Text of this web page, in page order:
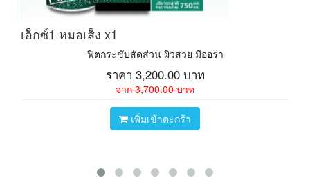
เอ็กซ์1 หมอเส็ง x1
ฟิตกระชับสัดส่วน ผิวสวย มีออร่า
ราคา 3,200.00 บาท
จาก3,700.00บาท
เพิ่มเข้าตะกร้า